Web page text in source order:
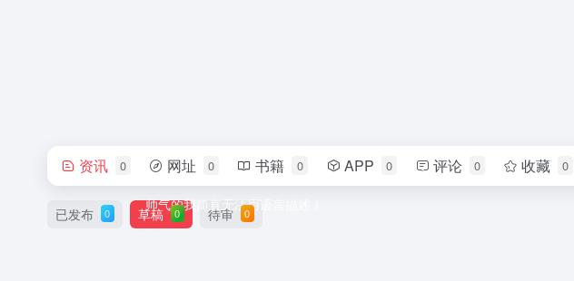
帅气的我简直无法用语言描述！
资讯 0 网址 0 书籍 0 APP 0 评论 0 收藏 0
已发布 0 草稿 0 待审 0